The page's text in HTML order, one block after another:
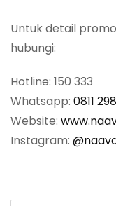
Untuk detail
hubungi:
Hotline: 150 333
Whatsapp: 0811
Website:
Instagram: